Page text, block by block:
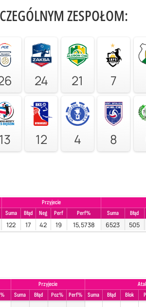
ZESPOŁOM:
24 21 7
13 12 4 8
Przyjecie
Suma Błąd Neg Perf Perf% Suma Błąd
122 17 42 19 15,5738 6523 505
Przyjecie
Suma Błąd Poz% Perf% Suma Błąd Blok